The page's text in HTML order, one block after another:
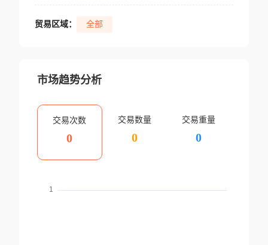
贸易区域： 全部
市场趋势分析
交易次数
0
交易数量
0
交易重量
0